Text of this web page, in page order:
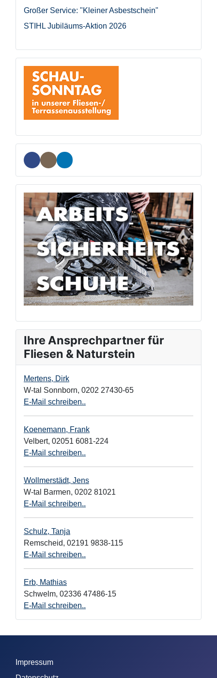
Großer Service: "Kleiner Asbestschein"
STIHL Jubiläums-Aktion 2026
Ihre Ansprechpartner für
Fliesen & Naturstein
Mertens, Dirk
W-tal Sonnborn, 0202 27430-65
E-Mail schreiben..
Koenemann, Frank
Velbert, 02051 6081-224
E-Mail schreiben..
Wollmerstädt, Jens
W-tal Barmen, 0202 81021
E-Mail schreiben..
Schulz, Tanja
Remscheid, 02191 9838-115
E-Mail schreiben..
Erb, Mathias
Schwelm, 02336 47486-15
E-Mail schreiben..
Impressum